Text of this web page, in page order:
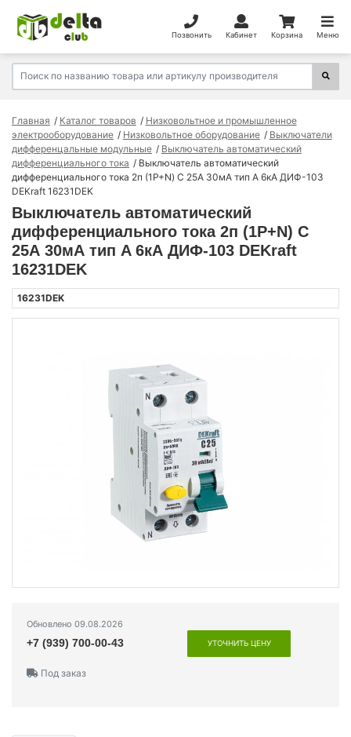
Позвонить Кабинет Корзина Меню
Главная Каталог товаров
Низковольтное и промышленное
электрооборудование
Низковольтное оборудование
Выключатели
дифференцальные модульные
Выключатель автоматический
дифференциального тока
Выключатель автоматический
дифференциального тока 2п (1P+N) C 25А 30мА тип A 6кА ДИФ-103
DEKraft 16231DEK
Выключатель автоматический
дифференциального тока 2п (1P+N) C
25А 30мА тип A 6кА ДИФ-103 DEKraft
16231DEK
16231DEK
Обновлено 09.08.2026
+7 (939) 700-00-43 УТОЧНИТЬ ЦЕНУ
Под заказ